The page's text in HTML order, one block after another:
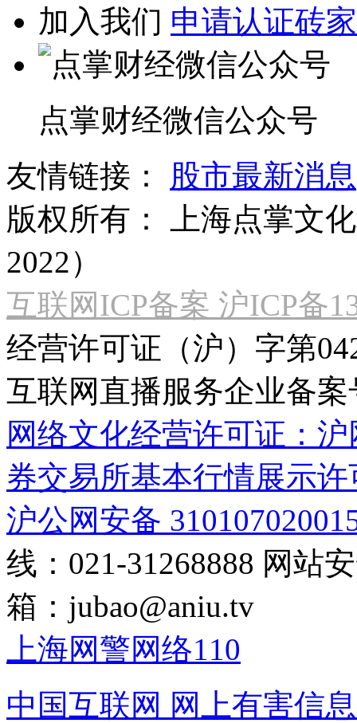
加入我们 申请认证砖家
点掌财经微信公众号
友情链接：
股市最新消息
版权所有：
上海点掌文
2022）
互联网ICP备案 沪ICP备
经营许可证（沪）字第
互联网直播服务企业备案
网络文化经营许可证：
券交易所基本行情展示许
沪公网安备
线：021-31268888 网站
箱： jubao@aniu.tv
上海网警网络110
中国互联网 网上有害信